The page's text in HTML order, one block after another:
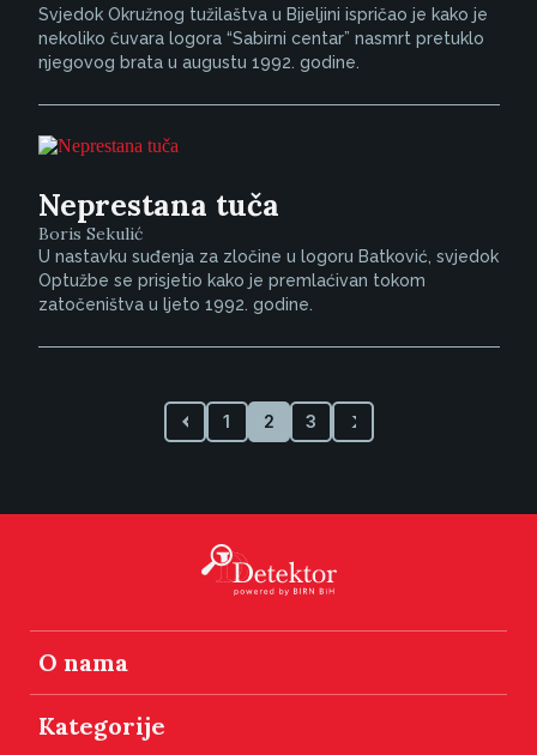
Svjedok Okružnog tužilaštva u Bijeljini ispričao je kako je
nekoliko čuvara logora “Sabirni centar” nasmrt pretuklo
njegovog brata u augustu 1992. godine.
Neprestana tuča
Boris Sekulić
U nastavku suđenja za zločine u logoru Batković, svjedok
Optužbe se prisjetio kako je premlaćivan tokom
zatočeništva u ljeto 1992. godine.
1 2 3
O nama
Kategorije